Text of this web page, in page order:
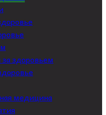
здоровьем
медицина